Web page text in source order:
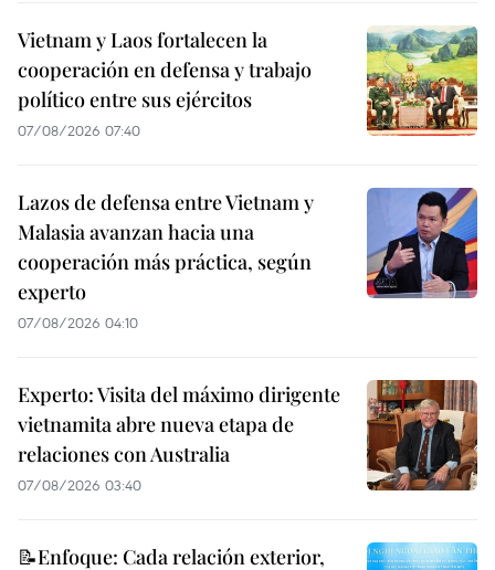
Vietnam y Laos fortalecen la
cooperación en defensa y trabajo
político entre sus ejércitos
07/08/2026 07:40
Lazos de defensa entre Vietnam y
Malasia avanzan hacia una
cooperación más práctica, según
experto
07/08/2026 04:10
Experto: Visita del máximo dirigente
vietnamita abre nueva etapa de
relaciones con Australia
07/08/2026 03:40
📝Enfoque: Cada relación exterior,